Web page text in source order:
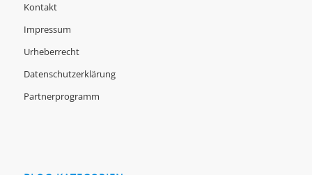
Kontakt
Impressum
Urheberrecht
Datenschutzerklärung
Partnerprogramm